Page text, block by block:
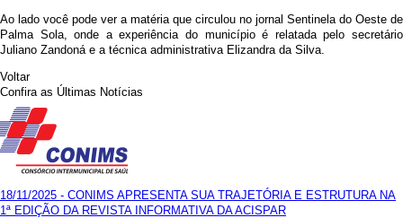
Ao lado você pode ver a matéria que circulou no jornal Sentinela do Oeste de
Palma Sola, onde a experiência do município é relatada pelo secretário
Juliano Zandoná e a técnica administrativa Elizandra da Silva.
Voltar
Confira as Últimas Notícias
18/11/2025 - CONIMS APRESENTA SUA TRAJETÓRIA E ESTRUTURA NA
1ª EDIÇÃO DA REVISTA INFORMATIVA DA ACISPAR